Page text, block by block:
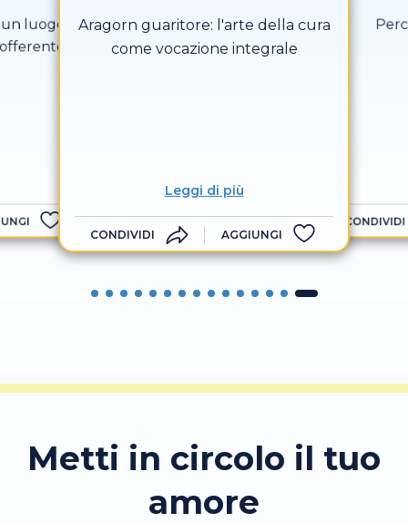
luogo
Aragorn guaritore: l'arte della cura
come vocazione integrale
Leggi di più
CONDIVIDI AGGIUNGI
CONDIVIDI
Metti in circolo il tuo
amore